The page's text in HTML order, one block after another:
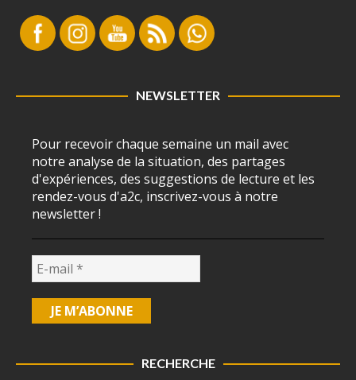
NEWSLETTER
Pour recevoir chaque semaine un mail avec
notre analyse de la situation, des partages
d'expériences, des suggestions de lecture et les
rendez-vous d'a2c, inscrivez-vous à notre
newsletter !
RECHERCHE